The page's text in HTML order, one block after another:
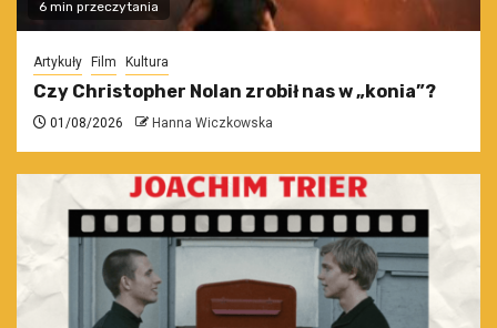
6 min przeczytania
Artykuły Film Kultura
Czy Christopher Nolan zrobił nas w „konia”?
01/08/2026 Hanna Wiczkowska